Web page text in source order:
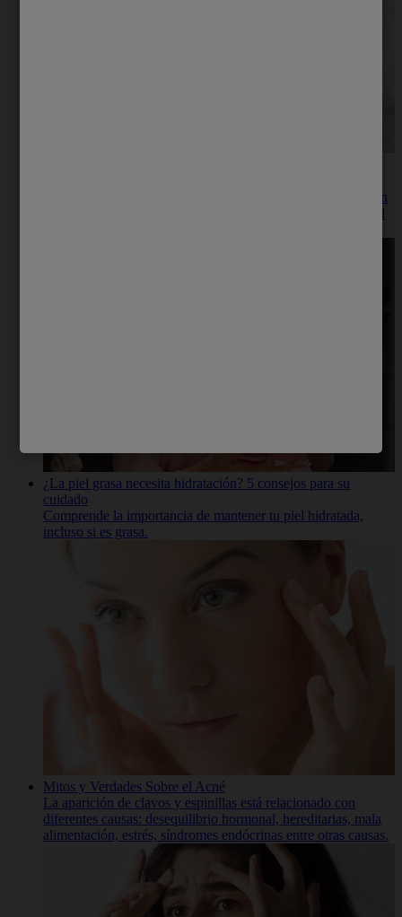
pensar en las conmemoraciones para celebrar la novedad con
la familia y los amigos: baby shower, revelación del sexo del
¿La piel grasa necesita hidratación? 5 consejos para su
cuidado
Comprende la importancia de mantener tu piel hidratada,
incluso si es grasa.
Mitos y Verdades Sobre el Acné
La aparición de clavos y espinillas está relacionado con
diferentes causas: desequilibrio hormonal, hereditarias, mala
alimentación, estrés, sí­ndromes endócrinas entre otras causas.